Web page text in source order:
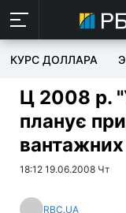
КУРС ДОЛЛАРА
Ц 2008 р.
планує
вантажних
18:12 19.06.2008 Чт
RBC.UA